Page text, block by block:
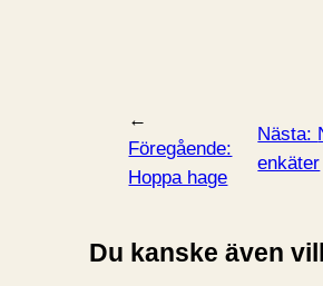
←
Föregående:
Hoppa hage
Nästa:
enkäter
Du kanske även